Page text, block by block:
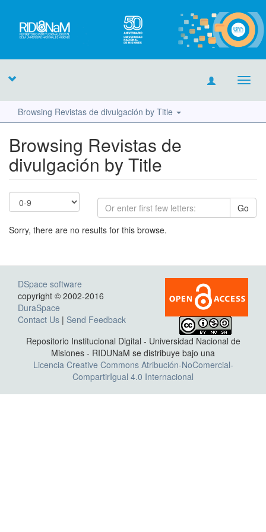
Browsing Revistas de divulgación by Title
Browsing Revistas de
divulgación by Title
Go
Sorry, there are no results for this browse.
DSpace software
copyright © 2002-2016
DuraSpace
Contact Us | Send Feedback
Repositorio Institucional Digital - Universidad Nacional de
Misiones - RIDUNaM se distribuye bajo una
Licencia Creative Commons Atribución-NoComercial-
CompartirIgual 4.0 Internacional